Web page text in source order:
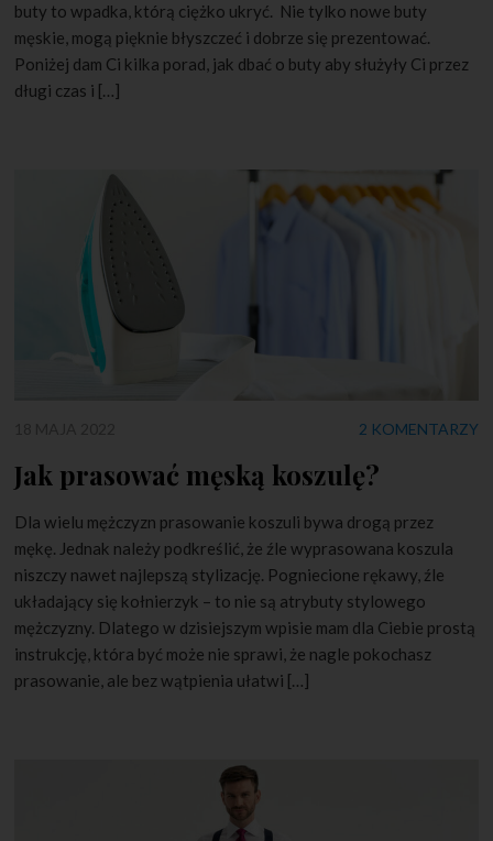
buty to wpadka, którą ciężko ukryć. Nie tylko nowe buty
męskie, mogą pięknie błyszczeć i dobrze się prezentować.
Poniżej dam Ci kilka porad, jak dbać o buty aby służyły Ci przez
długi czas i […]
2 KOMENTARZY
Jak prasować męską koszulę?
Dla wielu mężczyzn prasowanie koszuli bywa drogą przez
mękę. Jednak należy podkreślić, że źle wyprasowana koszula
niszczy nawet najlepszą stylizację. Pogniecione rękawy, źle
układający się kołnierzyk – to nie są atrybuty stylowego
mężczyzny. Dlatego w dzisiejszym wpisie mam dla Ciebie prostą
instrukcję, która być może nie sprawi, że nagle pokochasz
prasowanie, ale bez wątpienia ułatwi […]